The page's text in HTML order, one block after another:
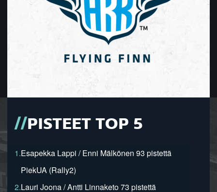
PISTEET TOP 5
1.Esapekka Lappi / Enni Mälkönen 93 pistettä
PiekUA (Rally2)
2.Lauri Joona / Antti Linnaketo 73 pistettä